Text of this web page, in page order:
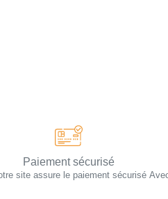
Paiement sécurisé
site assure le paiement sécurisé